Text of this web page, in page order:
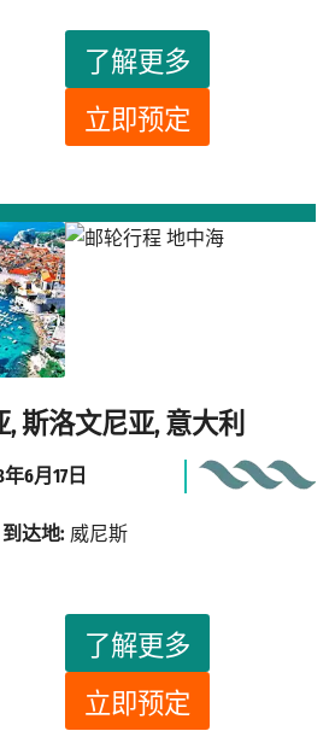
了解更多
立即预定
斯洛文尼亚, 意大利
了解更多
立即预定
年6月17日
到达地: 威尼斯